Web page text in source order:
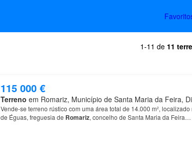
1-11 de 11
115 000 €
Terreno em Romariz, Município de Santa Maria da Feira,
Vende-se terreno rústico com uma área total de 14.000 m²,
de Éguas, freguesia de Romariz, concelho de Santa Maria da Feira…